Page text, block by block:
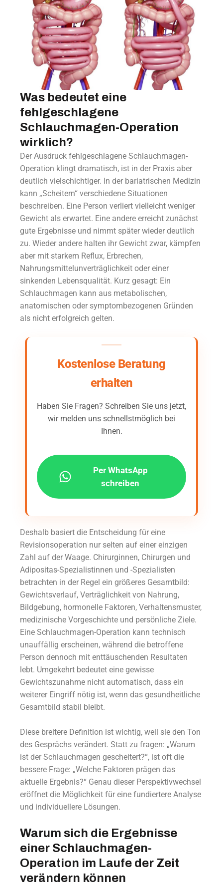
Was bedeutet eine
fehlgeschlagene
Schlauchmagen-Operation
wirklich?
Der Ausdruck fehlgeschlagene Schlauchmagen-
Operation klingt dramatisch, ist in der Praxis aber
deutlich vielschichtiger. In der bariatrischen Medizin
kann „Scheitern“ verschiedene Situationen
beschreiben. Eine Person verliert vielleicht weniger
Gewicht als erwartet. Eine andere erreicht zunächst
gute Ergebnisse und nimmt später wieder deutlich
zu. Wieder andere halten ihr Gewicht zwar, kämpfen
aber mit starkem Reflux, Erbrechen,
Nahrungsmittelunverträglichkeit oder einer
sinkenden Lebensqualität. Kurz gesagt: Ein
Schlauchmagen kann aus metabolischen,
anatomischen oder symptombezogenen Gründen
als nicht erfolgreich gelten.
Kostenlose Beratung
erhalten
Haben Sie Fragen? Schreiben Sie uns jetzt,
wir melden uns schnellstmöglich bei
Ihnen.
Per WhatsApp
schreiben
Deshalb basiert die Entscheidung für eine
Revisionsoperation nur selten auf einer einzigen
Zahl auf der Waage. Chirurginnen, Chirurgen und
Adipositas-Spezialistinnen und -Spezialisten
betrachten in der Regel ein größeres Gesamtbild:
Gewichtsverlauf, Verträglichkeit von Nahrung,
Bildgebung, hormonelle Faktoren, Verhaltensmuster,
medizinische Vorgeschichte und persönliche Ziele.
Eine Schlauchmagen-Operation kann technisch
unauffällig erscheinen, während die betroffene
Person dennoch mit enttäuschenden Resultaten
lebt. Umgekehrt bedeutet eine gewisse
Gewichtszunahme nicht automatisch, dass ein
weiterer Eingriff nötig ist, wenn das gesundheitliche
Gesamtbild stabil bleibt.
Diese breitere Definition ist wichtig, weil sie den Ton
des Gesprächs verändert. Statt zu fragen: „Warum
ist der Schlauchmagen gescheitert?“, ist oft die
bessere Frage: „Welche Faktoren prägen das
aktuelle Ergebnis?“ Genau dieser Perspektivwechsel
eröffnet die Möglichkeit für eine fundiertere Analyse
und individuellere Lösungen.
Warum sich die Ergebnisse
einer Schlauchmagen-
Operation im Laufe der Zeit
verändern können